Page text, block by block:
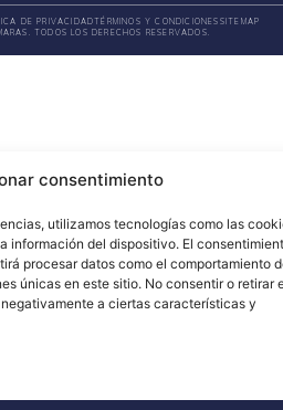
consentimiento
utilizamos tecnologías como las
información del dispositivo. El
procesar datos como el comportamiento
únicas en este sitio. No consentir o retirar
a ciertas características y
TODOS LOS DERECHOS RESERVADOS.
DE PRIVACIDADTÉRMINOS Y CONDICIONES SITEMAP